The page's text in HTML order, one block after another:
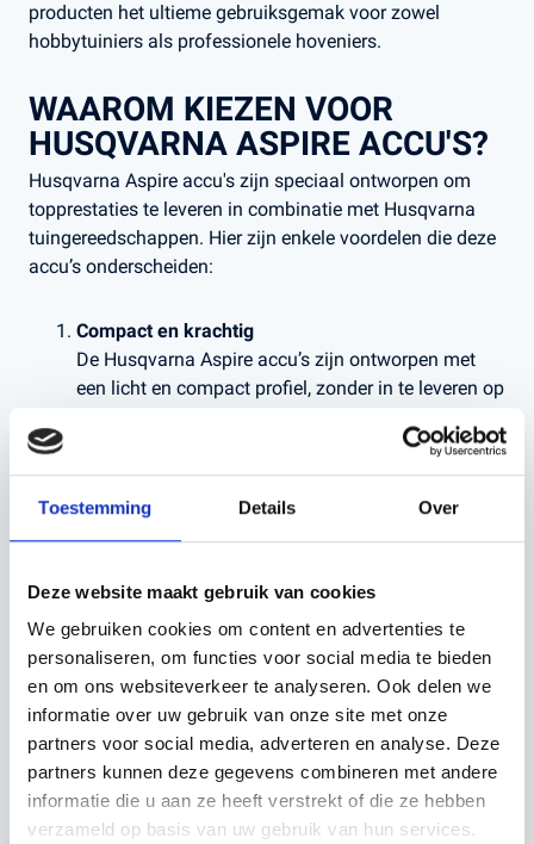
Toestemming Details Over
Deze website maakt gebruik van cookies
We gebruiken cookies om content en advertenties te
personaliseren, om functies voor social media te bieden
en om ons websiteverkeer te analyseren. Ook delen we
informatie over uw gebruik van onze site met onze
partners voor social media, adverteren en analyse. Deze
partners kunnen deze gegevens combineren met andere
informatie die u aan ze heeft verstrekt of die ze hebben
verzameld op basis van uw gebruik van hun services.
producten het ultieme gebruiksgemak voor zowel
hobbytuiniers als professionele hoveniers.
WAAROM KIEZEN VOOR
HUSQVARNA ASPIRE ACCU'S?
Husqvarna Aspire accu's zijn speciaal ontworpen om
topprestaties te leveren in combinatie met Husqvarna
tuingereedschappen. Hier zijn enkele voordelen die deze
accu’s onderscheiden:
Compact en krachtig
De Husqvarna Aspire accu’s zijn ontworpen met
een licht en compact profiel, zonder in te leveren op
kettingzagen, heggenscharen en bladblazers. U
geniet van een ergonomisch ontwerp en maximale
Lange gebruiksduur
Met Husqvarna’s lithium-ion technologie bieden
Aspire accu's een langdurige energievoorziening.
Of u nu aan een kleine klus begint of urenlang in
de tuin werkt, deze accu's leveren consistente
prestaties, zodat u zonder onderbreking door kunt
gaan.
Duurzaam en milieuvriendelijk